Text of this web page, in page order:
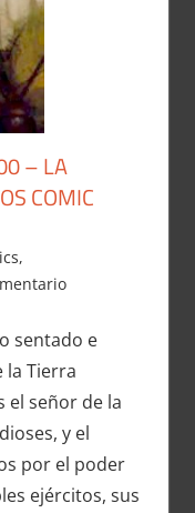
– LA
COMIC
Banana
,
sentado e
la Tierra
el señor de la
y el
por el poder
ejércitos, sus